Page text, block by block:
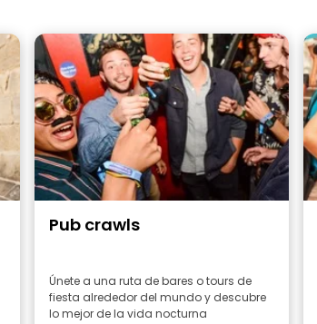
Pub crawls
Únete a una ruta de bares o tours de
fiesta alrededor del mundo y descubre
lo mejor de la vida nocturna